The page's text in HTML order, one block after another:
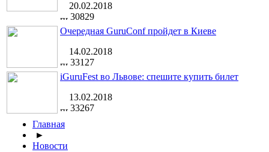
20.02.2018
30829
Очередная GuruConf пройдет в Киеве
14.02.2018
33127
iGuruFest во Львове: спешите купить билет
13.02.2018
33267
Главная
►
Новости